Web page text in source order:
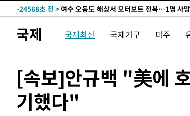
-24568초 전 >여수 오동도 해상서 모터보트 전복…1명 사
주 날씨]
-17813초 전 >
축구협회 "압수수색·성접대 논란 사과…쇄
-16330초 전 >[속보]'압수수색·성접대 논란' 축구협회 "실
32분 전 >[속보]뉴욕증시 상승 마감…S&P 0.6% 나스닥
-29948초 전 >백운산서 80년근 천종산삼 9뿌리 발견…감정
-27658초 전 >선재도서 해루질 나섰다 실종 60대, 닷새 만에
국제 국제최신 국제기구 미주
[속보]안규백 "美에
기했다"